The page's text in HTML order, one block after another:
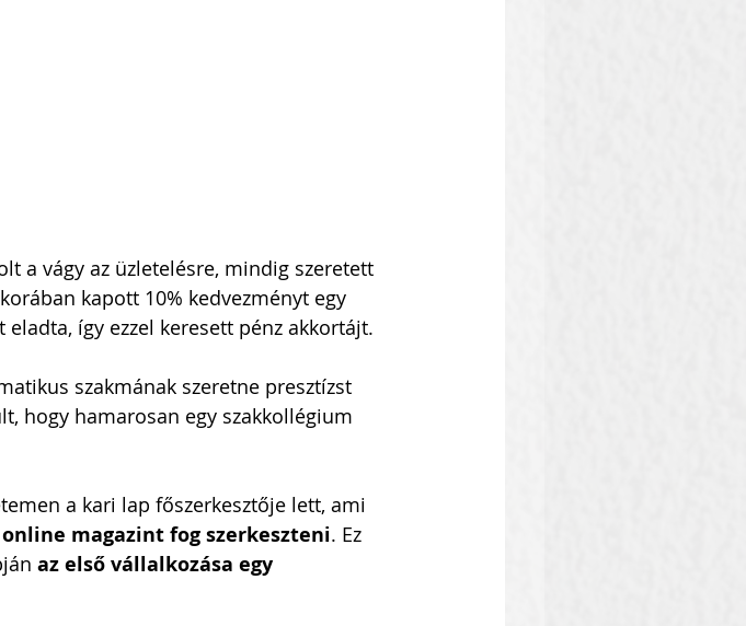
a vágy az üzletelésre, mindig szeretett
kapott 10% kedvezményt egy
így ezzel keresett pénz akkortájt.
szakmának szeretne presztízst
hogy hamarosan egy szakkollégium
a kari lap főszerkesztője lett, ami
online magazint fog szerkeszteni. Ez
az első vállalkozása egy